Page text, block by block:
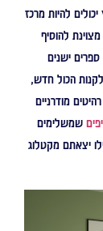
להיות מרכז
מצוינת להוסיף
ספרים ישנים
הכול חדש,
מודרניים
שמשלימים
יצאתם מקטלוג